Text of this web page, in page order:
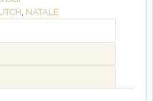
, NATALE